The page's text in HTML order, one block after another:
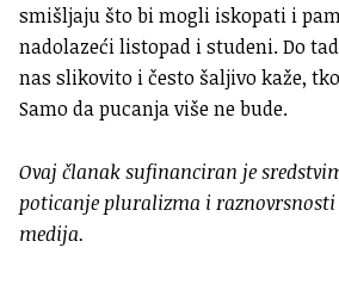
smišljaju što bi mogli iskopati i
nadolazeći listopad i studeni. Do
nas slikovito i često šaljivo kaže,
Samo da pucanja više ne bude.
Ovaj članak sufinanciran je
poticanje pluralizma i
medija.